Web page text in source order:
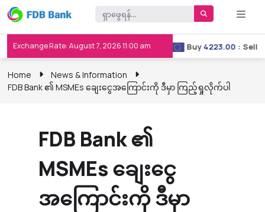
Exchange Rate: August 7, 2026 11:00 am
Buy3658.00 : Sell3667.00 Buy4223.00 : Sell
Home
News & Information
FDB Bank ၏ MSMEs ချေးငွေအကြောင်းကို ဒီမှာ ကြည့်ရှုလိုက်ပါ
FDB Bank ၏
MSMEs ချေးငွေ
အကြောင်းကို ဒီမှာ